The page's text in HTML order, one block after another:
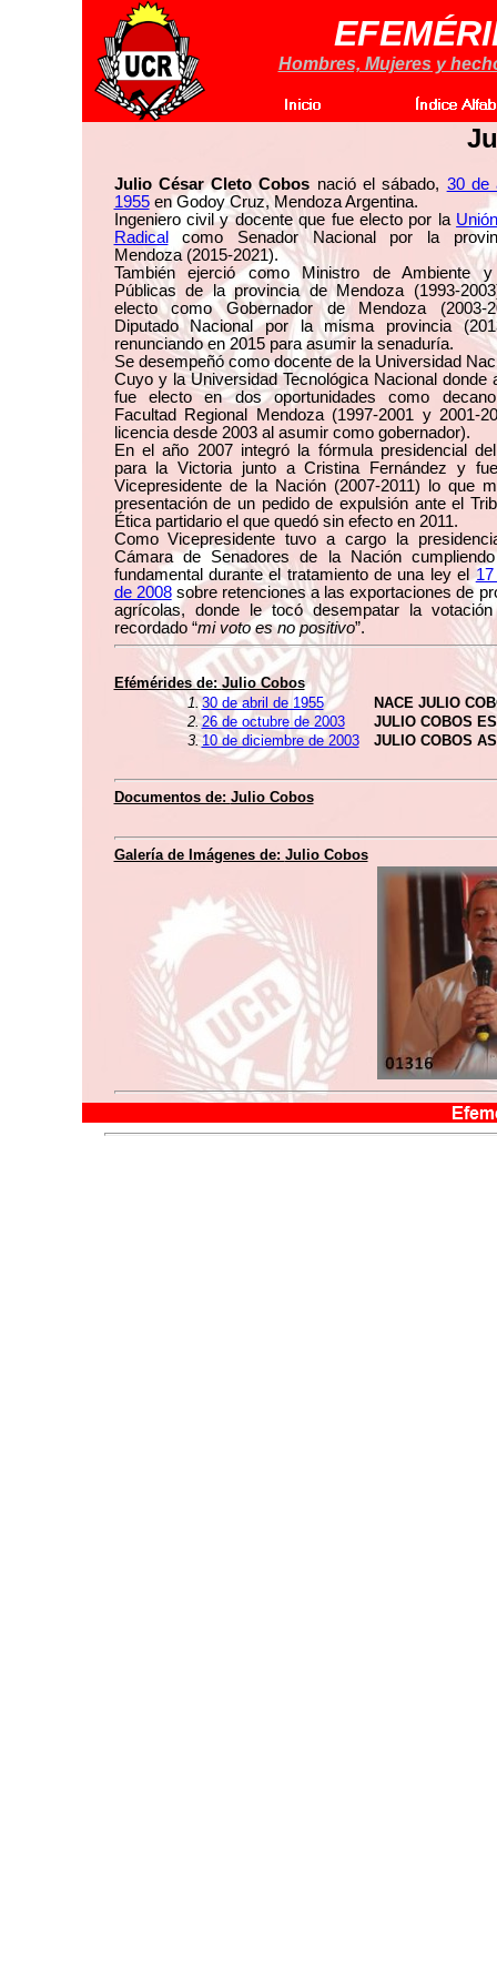
Hombres, Mujeres y
Julio César Cleto Cobos nació el sábado, 30 de
1955en Godoy Cruz, Mendoza Argentina.
Ingeniero civil y docente que fue electo por la
Radical
como Senador Nacional por la
Mendoza (2015-2021).
También ejerció como Ministro de Ambiente
Públicas de la provincia de Mendoza (1993-
electo como Gobernador de Mendoza (2003-
Diputado Nacional por la misma provincia
renunciando en 2015 para asumir la senaduría.
Se desempeñó como docente de la Universidad
Cuyo y la Universidad Tecnológica Nacional donde
fue electo en dos oportunidades como
Facultad Regional Mendoza (1997-2001 y 2001-
licencia desde 2003 al asumir como gobernador).
En el año 2007 integró la fórmula presidencial
para la Victoria junto a Cristina Fernández y
Vicepresidente de la Nación (2007-2011) lo que
presentación de un pedido de expulsión ante el
Ética partidario el que quedó sin efecto en 2011.
Como Vicepresidente tuvo a cargo la
Cámara de Senadores de la Nación
fundamental durante el tratamiento de una ley el17
de 2008sobre retenciones a las exportaciones de
agrícolas, donde le tocó desempatar la
recordado “mi voto es no positivo”.
Efémérides de:Julio Cobos
1.30 de abril de 1955
NACE JULIO
2. 26 de octubre de 2003
JULIO COBOS
3.10 de diciembre de 2003 JULIO COBOS
Documentos de: Julio Cobos
Galería de Imágenes de: Julio Cobos